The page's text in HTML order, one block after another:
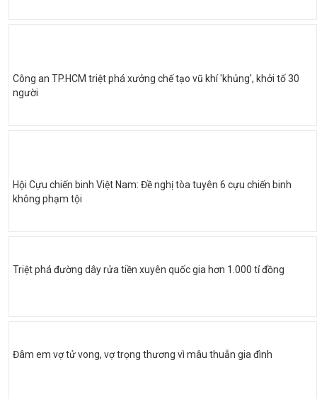
Công an TP.HCM triệt phá xưởng chế tạo vũ khí 'khủng', khởi tố 30
người
Hội Cựu chiến binh Việt Nam: Đề nghị tòa tuyên 6 cựu chiến binh
không phạm tội
Triệt phá đường dây rửa tiền xuyên quốc gia hơn 1.000 tỉ đồng
Đâm em vợ tử vong, vợ trọng thương vì mâu thuẫn gia đình